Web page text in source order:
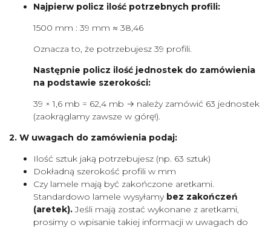
Najpierw policz ilość potrzebnych profili:
1500 mm : 39 mm ≈ 38,46
Oznacza to, że potrzebujesz 39 profili.
Następnie policz ilość jednostek do zamówienia
na podstawie szerokości:
39 × 1,6 mb = 62,4 mb → należy zamówić 63 jednostek
(zaokrąglamy zawsze w górę!).
2. W uwagach do zamówienia podaj:
Ilość sztuk jaką potrzebujesz (np. 63 sztuk)
Dokładną szerokość profili w mm
Czy lamele mają być zakończone aretkami.
Standardowo lamele wysyłamy bez zakończeń
(aretek).Jeśli mają zostać wykonane z aretkami,
prosimy o wpisanie takiej informacji w uwagach do